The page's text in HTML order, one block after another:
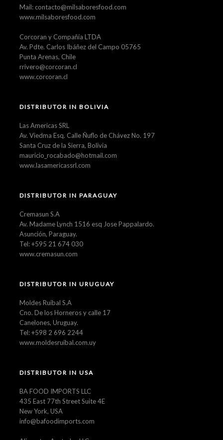
Mail: contacto@milsaboresfood.com
www.milsaboresfood.com
Corcoran y Compañía LTDA
Av. Pdte. Carlos Ibáñez del Campo 05765
Punta Arenas, Chile
rrivero@corcoran.cl
www.corcoran.cl
DISTRIBUTOR IN BOLIVIA
Las Americas SRL
Av. Viedma Esq. Calle Ñuflo de Chávez No. 197
Santa Cruz de la Sierra, Bolivia
mauricio_rocabado@hotmail.com
www.lasamericassrl.com
DISTRIBUTOR IN PARAGUAY
Cremasun S.A
Av. Madame Lynch 1516 esq Jose Pappalardo.
Asunción, Paraguay.
Tel: +595 21 674 030
www.cremasun.com
DISTRIBUTOR IN URUGUAY
Moldes Ruibal S.A
Cno. De los Horneros y calle 17
Canelones, Uruguay.
Tel: +598 2 696 2244
www.moldesruibal.com.uy
DISTRIBUTOR IN USA
BA FOOD IMPORTS LLC
435 East 77th Street Suite 4E
New York, USA
info@bafoodimports.com